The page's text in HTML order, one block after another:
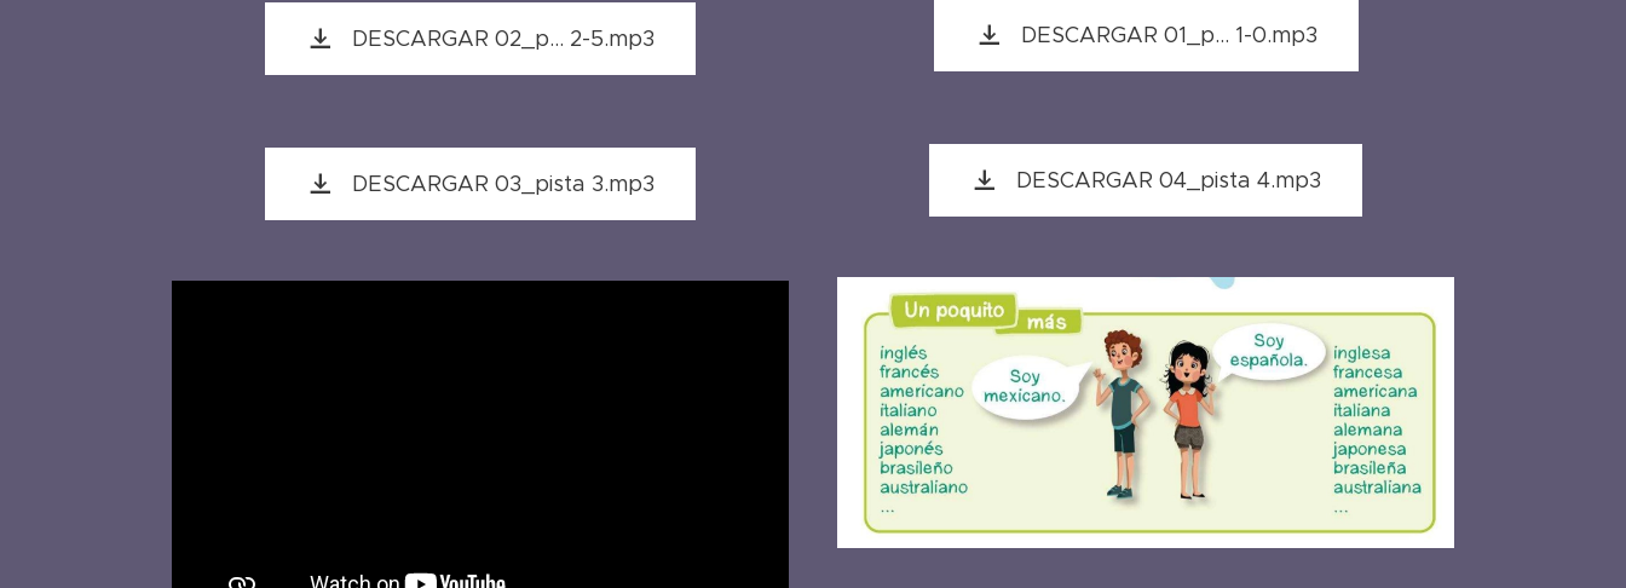
DESCARGAR 02_p... 2-5.mp3
DESCARGAR 03_pista 3.mp3
DESCARGAR 01_p... 1-0.mp3
DESCARGAR 04_pista 4.mp3